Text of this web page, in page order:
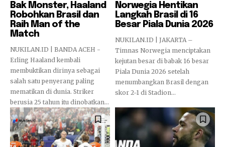
Bak Monster, Haaland
Robohkan Brasil dan
Raih Man of the
Match
NUKILAN.ID | BANDA ACEH -
Erling Haaland kembali
membuktikan dirinya sebagai
salah satu penyerang paling
mematikan di dunia. Striker
berusia 25 tahun itu dinobatkan...
Norwegia Hentikan
Langkah Brasil di 16
Besar Piala Dunia 2026
NUKILAN.ID | JAKARTA –
Timnas Norwegia menciptakan
kejutan besar di babak 16 besar
Piala Dunia 2026 setelah
menumbangkan Brasil dengan
skor 2-1 di Stadion...